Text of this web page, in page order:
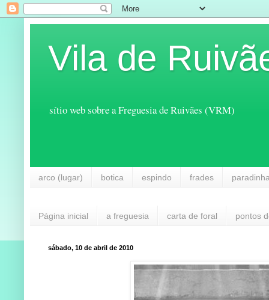
Vila de
sítio web sobre a Freguesia de Ruivães (VRM)
arco (lugar) botica espindo frades
Página inicial a freguesia carta de foral pontos
sábado, 10 de abril de 2010